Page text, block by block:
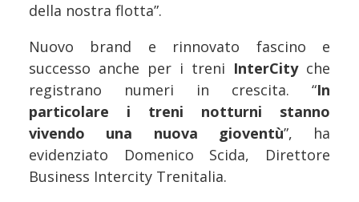
della nostra flotta”.
Nuovo brand e rinnovato fascino e
successo anche per i treni InterCityche
registrano numeri in crescita. “In
particolare i treni notturni stanno
vivendo una nuova gioventù”, ha
evidenziato Domenico Scida, Direttore
Business Intercity Trenitalia.